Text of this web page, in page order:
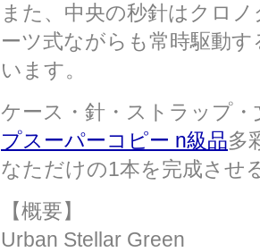
また、中央の秒針はクロ
ーツ式ながらも常時駆動
います。
ケース・針・ストラップ
プスーパーコピー n級品多
なただけの1本を完成させ
【概要】
Urban Stellar Green